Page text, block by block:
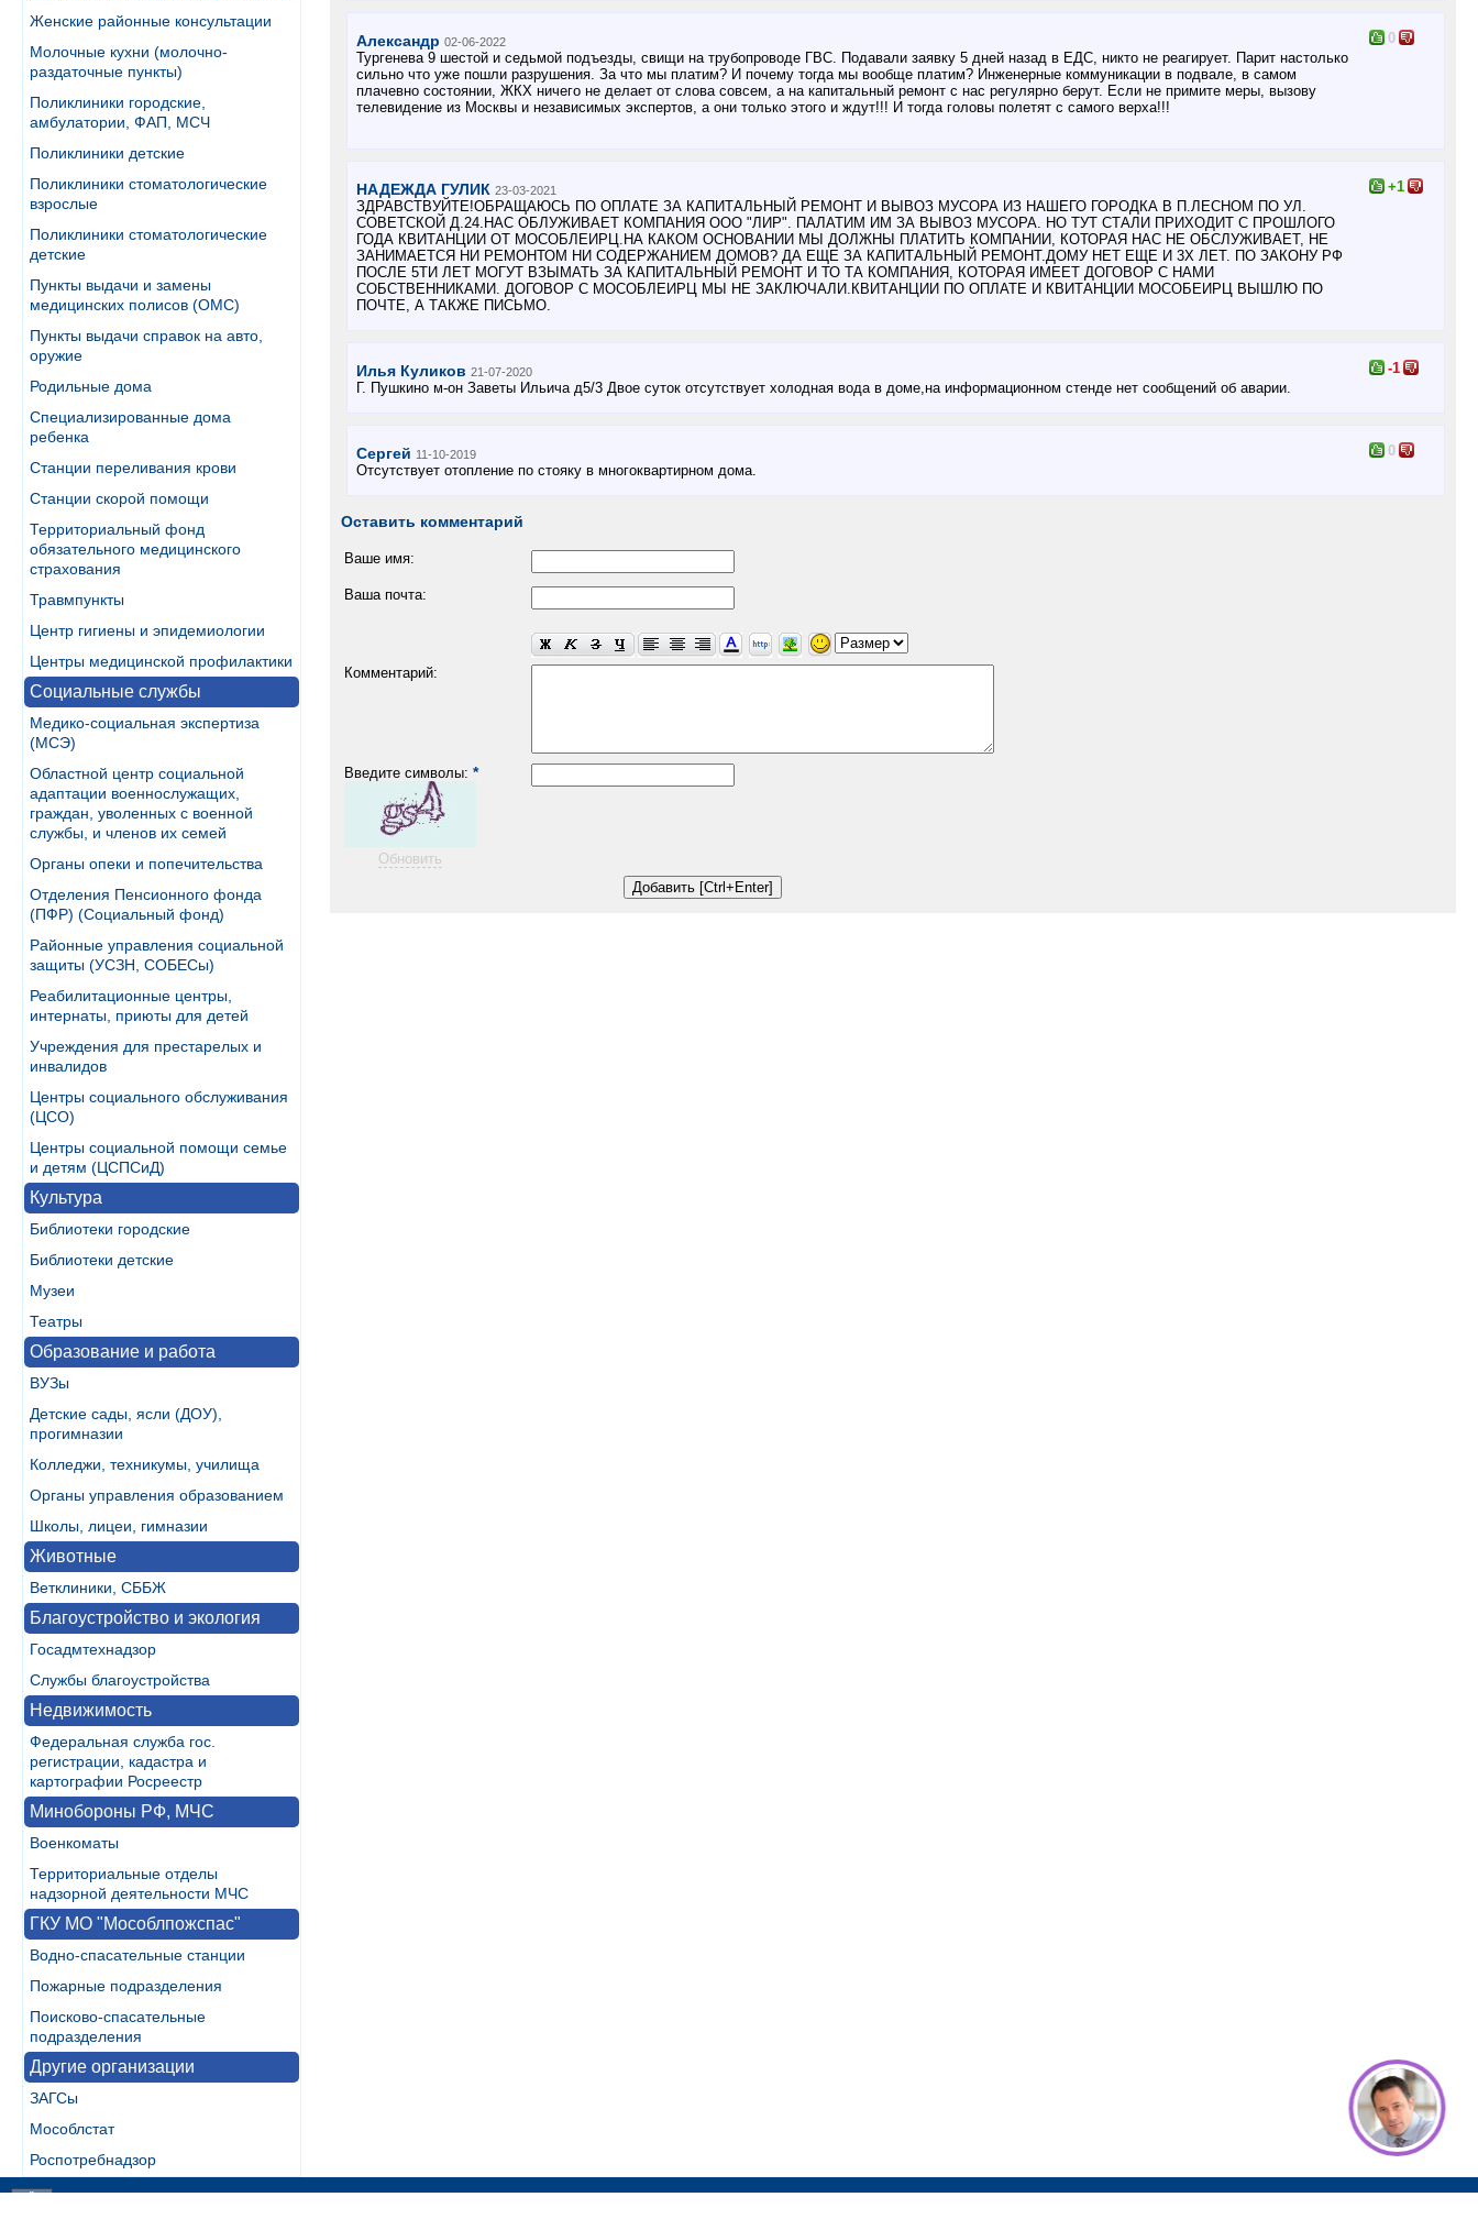
Женские районные консультации
Молочные кухни (молочно-
раздаточные пункты)
Поликлиники городские,
амбулатории, ФАП, МСЧ
Поликлиники детские
Поликлиники стоматологические
взрослые
Поликлиники стоматологические
детские
Пункты выдачи и замены
медицинских полисов (ОМС)
Пункты выдачи справок на авто,
оружие
Родильные дома
Специализированные дома
ребенка
Станции переливания крови
Станции скорой помощи
Территориальный фонд
обязательного медицинского
страхования
Травмпункты
Центр гигиены и эпидемиологии
Центры медицинской профилактики
Социальные службы
Медико-социальная экспертиза
(МСЭ)
Областной центр социальной
адаптации военнослужащих,
граждан, уволенных с военной
службы, и членов их семей
Органы опеки и попечительства
Отделения Пенсионного фонда
(ПФР) (Социальный фонд)
Районные управления социальной
защиты (УСЗН, СОБЕСы)
Реабилитационные центры,
интернаты, приюты для детей
Учреждения для престарелых и
инвалидов
Центры социального обслуживания
(ЦСО)
Центры социальной помощи семье
и детям (ЦСПСиД)
Культура
Библиотеки городские
Библиотеки детские
Музеи
Театры
Образование и работа
ВУЗы
Детские сады, ясли (ДОУ),
прогимназии
Колледжи, техникумы, училища
Органы управления образованием
Школы, лицеи, гимназии
Животные
Ветклиники, СББЖ
Благоустройство и экология
Госадмтехнадзор
Службы благоустройства
Недвижимость
Федеральная служба гос.
регистрации, кадастра и
картографии Росреестр
Минобороны РФ, МЧС
Военкоматы
Территориальные отделы
надзорной деятельности МЧС
ГКУ МО "Мособлпожспас"
Водно-спасательные станции
Пожарные подразделения
Поисково-спасательные
подразделения
Другие организации
ЗАГСы
Мособлстат
Роспотребнадзор
Александр 02-06-2022
Тургенева 9 шестой и седьмой подъезды, свищи на трубопроводе ГВС. Подавали заявку 5 дней назад в ЕДС, никто не реагирует. Парит настолько
сильно что уже пошли разрушения. За что мы платим? И почему тогда мы вообще платим? Инженерные коммуникации в подвале, в самом
плачевно состоянии, ЖКХ ничего не делает от слова совсем, а на капитальный ремонт с нас регулярно берут. Если не примите меры, вызову
телевидение из Москвы и независимых экспертов, а они только этого и ждут!!! И тогда головы полетят с самого верха!!!
0
НАДЕЖДА ГУЛИК 23-03-2021
ЗДРАВСТВУЙТЕ!ОБРАЩАЮСЬ ПО ОПЛАТЕ ЗА КАПИТАЛЬНЫЙ РЕМОНТ И ВЫВОЗ МУСОРА ИЗ НАШЕГО ГОРОДКА В П.ЛЕСНОМ ПО УЛ.
СОВЕТСКОЙ Д.24.НАС ОБЛУЖИВАЕТ КОМПАНИЯ ООО "ЛИР". ПАЛАТИМ ИМ ЗА ВЫВОЗ МУСОРА. НО ТУТ СТАЛИ ПРИХОДИТ С ПРОШЛОГО
ГОДА КВИТАНЦИИ ОТ МОСОБЛЕИРЦ.НА КАКОМ ОСНОВАНИИ МЫ ДОЛЖНЫ ПЛАТИТЬ КОМПАНИИ, КОТОРАЯ НАС НЕ ОБСЛУЖИВАЕТ, НЕ
ЗАНИМАЕТСЯ НИ РЕМОНТОМ НИ СОДЕРЖАНИЕМ ДОМОВ? ДА ЕЩЕ ЗА КАПИТАЛЬНЫЙ РЕМОНТ.ДОМУ НЕТ ЕЩЕ И 3Х ЛЕТ. ПО ЗАКОНУ РФ
ПОСЛЕ 5ТИ ЛЕТ МОГУТ ВЗЫМАТЬ ЗА КАПИТАЛЬНЫЙ РЕМОНТ И ТО ТА КОМПАНИЯ, КОТОРАЯ ИМЕЕТ ДОГОВОР С НАМИ
СОБСТВЕННИКАМИ. ДОГОВОР С МОСОБЛЕИРЦ МЫ НЕ ЗАКЛЮЧАЛИ.КВИТАНЦИИ ПО ОПЛАТЕ И КВИТАНЦИИ МОСОБЕИРЦ ВЫШЛЮ ПО
ПОЧТЕ, А ТАКЖЕ ПИСЬМО.
+1
Илья Куликов 21-07-2020
Г. Пушкино м-он Заветы Ильича д5/3 Двое суток отсутствует холодная вода в доме,на информационном стенде нет сообщений об аварии.
-1
Сергей 11-10-2019
Отсутствует отопление по стояку в многоквартирном дома.
0
Оставить комментарий
Ваше имя:
Ваша почта:
Комментарий:
Введите символы: *
Обновить